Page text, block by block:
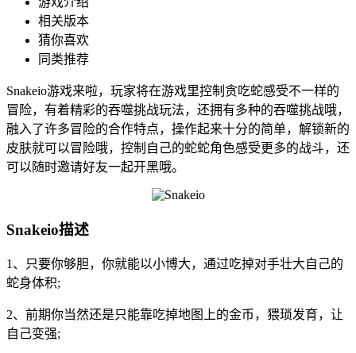
相关版本
猜你喜欢
同类推荐
Snakeio游戏来啦，玩家将在游戏里控制贪吃蛇感受不一样的
冒险，有着精彩的吞噬挑战玩法，还拥有多种的吞噬挑战哦，
融入了许多冒险的合作特点，操作起来十分的简单，解锁新的
皮肤就可以冒险哦，控制自己的蛇蛇角色感受更多的战斗，还
可以随时邀请好友一起开黑哦。
Snakeio描述
1、只要你够胆，你就能以小博大，通过吃掉对手壮大自己的
蛇身体积;
2、前期你当然还是只能靠吃掉地图上的金币，猥琐发育，让
自己变强;